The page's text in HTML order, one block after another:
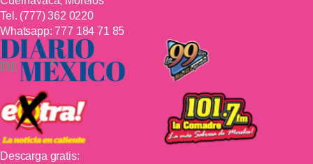
Tel. (777) 362 0220
Whatsapp:777 184 71 85
Descarga gratis: